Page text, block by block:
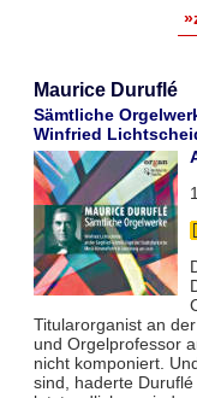
Maurice Duruflé
Sämtliche
Winfried
Titularorganist an
und Orgelprofessor
nicht komponiert.
sind, haderte Duruflé